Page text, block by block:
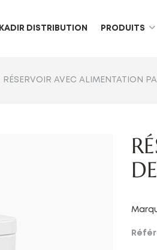
KADIR DISTRIBUTION PRODUITS
RÉSERVOIR AVEC ALIMENTATION